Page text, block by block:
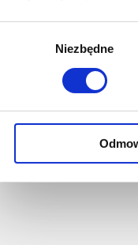
Niezbędne
rozwija się
Podatność na
byłby zupełnie
do